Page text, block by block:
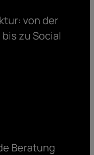
von der
zu Social
Beratung